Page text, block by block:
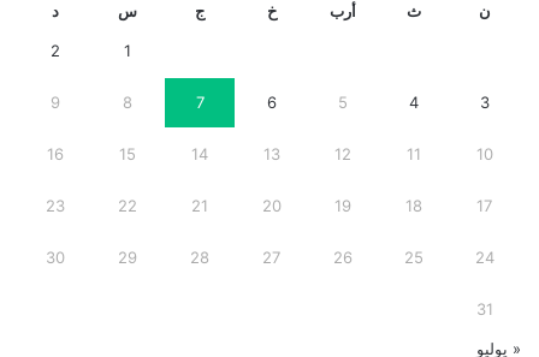
ن ث أرب خ ج س د
1
2
3
4
5
6
7
8
9
10
11
12
13
14
15
16
17
18
19
20
21
22
23
24
25
26
27
28
29
30
31
« يوليو